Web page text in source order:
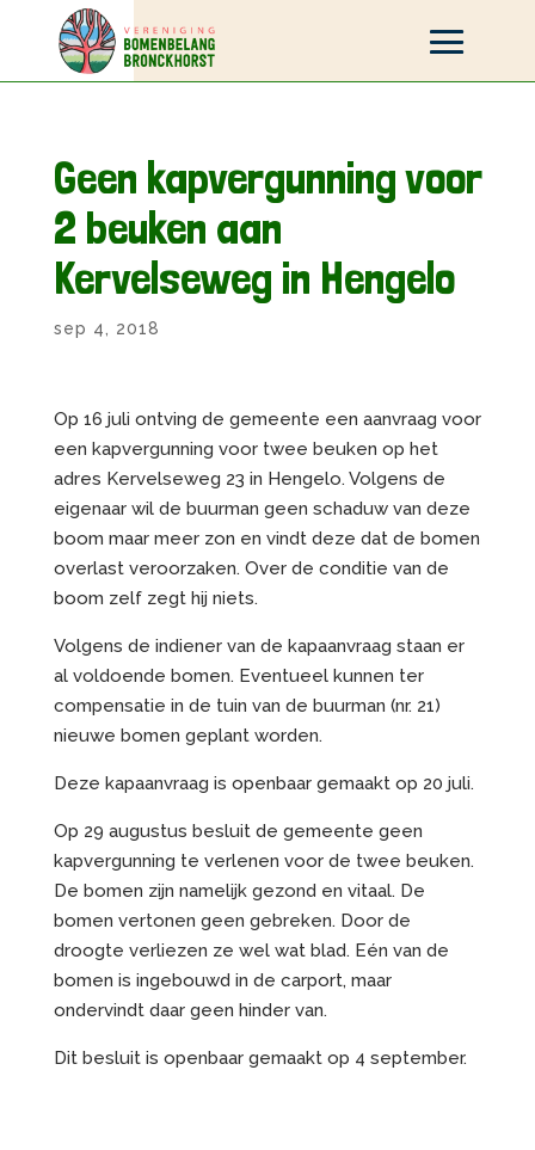
Geen kapvergunning voor
2 beuken aan
Kervelseweg in Hengelo
sep 4, 2018
Op 16 juli ontving de gemeente een aanvraag voor
een kapvergunning voor twee beuken op het
adres Kervelseweg 23 in Hengelo. Volgens de
eigenaar wil de buurman geen schaduw van deze
boom maar meer zon en vindt deze dat de bomen
overlast veroorzaken. Over de conditie van de
boom zelf zegt hij niets.
Volgens de indiener van de kapaanvraag staan er
al voldoende bomen. Eventueel kunnen ter
compensatie in de tuin van de buurman (nr. 21)
nieuwe bomen geplant worden.
Deze kapaanvraag is openbaar gemaakt op 20 juli.
Op 29 augustus besluit de gemeente geen
kapvergunning te verlenen voor de twee beuken.
De bomen zijn namelijk gezond en vitaal. De
bomen vertonen geen gebreken. Door de
droogte verliezen ze wel wat blad. Eén van de
bomen is ingebouwd in de carport, maar
ondervindt daar geen hinder van.
Dit besluit is openbaar gemaakt op 4 september.